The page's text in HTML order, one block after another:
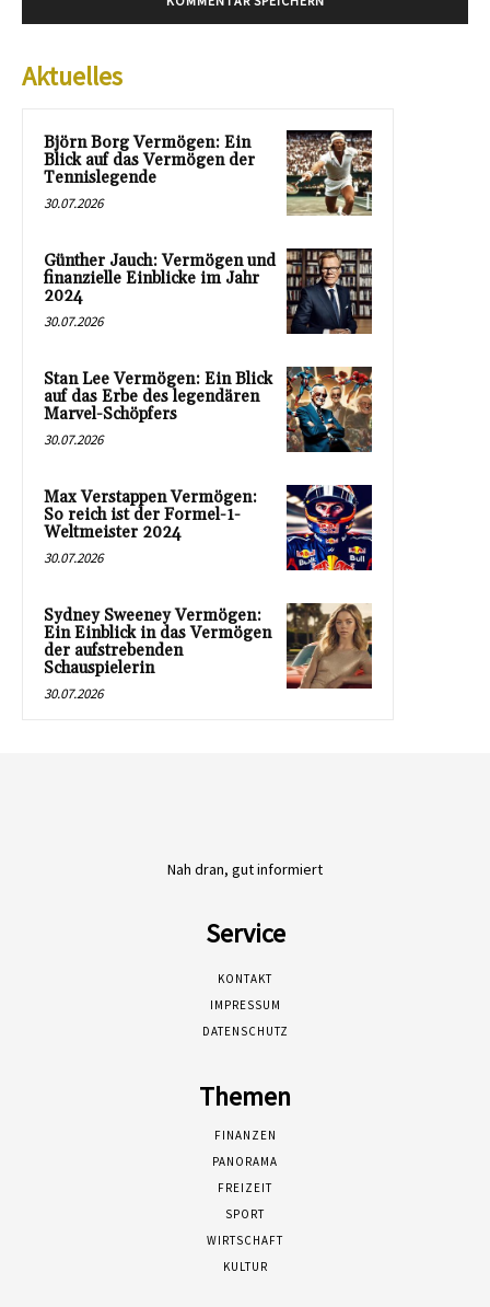
Aktuelles
Björn Borg Vermögen: Ein
Blick auf das Vermögen der
Tennislegende
30.07.2026
Günther Jauch: Vermögen und
finanzielle Einblicke im Jahr
2024
30.07.2026
Stan Lee Vermögen: Ein Blick
auf das Erbe des legendären
Marvel-Schöpfers
30.07.2026
Max Verstappen Vermögen:
So reich ist der Formel-1-
Weltmeister 2024
30.07.2026
Sydney Sweeney Vermögen:
Ein Einblick in das Vermögen
der aufstrebenden
Schauspielerin
30.07.2026
Nah dran, gut informiert
Service
KONTAKT
IMPRESSUM
DATENSCHUTZ
Themen
FINANZEN
PANORAMA
FREIZEIT
SPORT
WIRTSCHAFT
KULTUR